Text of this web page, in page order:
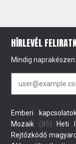
HÍRLEVÉL
Mindig
Emberi
Mozaik (85) Heti
Rejtőzködő